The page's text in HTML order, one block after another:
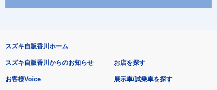
スズキ自販香川ホーム
スズキ自販香川からのお知らせ
お客様Voice
お店を探す
展示車/試乗車を探す